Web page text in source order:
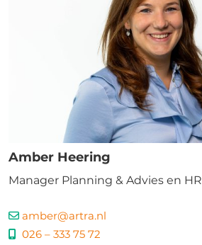
Amber Heering
Manager Planning & Advies en HR
amber@artra.nl
026 – 333 75 72